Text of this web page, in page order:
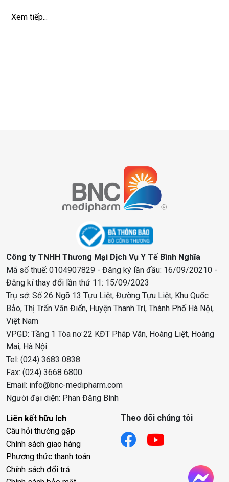
Xem tiếp...
Công ty TNHH Thương Mại Dịch Vụ Y Tế Bình Nghĩa
Mã số thuế: 0104907829 - Đăng ký lần đầu: 16/09/20210 -
Đăng kí thay đổi lần thứ 11: 15/09/2023
Trụ sở: Số 26 Ngõ 13 Tựu Liệt, Đường Tựu Liệt, Khu Quốc
Bảo, Thị Trấn Văn Điển, Huyện Thanh Trì, Thành Phố Hà Nội,
Việt Nam
VPGD: Tầng 1 Tòa nơ 22 KĐT Pháp Vân, Hoàng Liệt, Hoàng
Mai, Hà Nội
Tel: (024) 3683 0838
Fax: (024) 3668 6800
Email: info@bnc-medipharm.com
Người đại diện: Phan Đăng Bình
Liên kết hữu ích
Câu hỏi thường gặp
Chính sách giao hàng
Phương thức thanh toán
Chính sách đổi trả
Theo dõi chúng tôi